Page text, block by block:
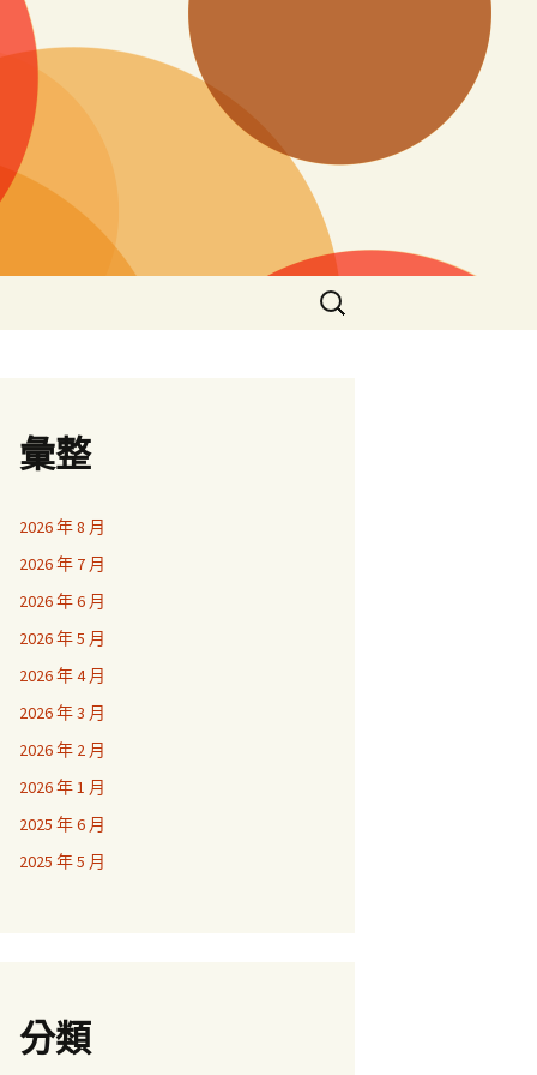
搜
尋
彙整
2026 年 8 月
2026 年 7 月
2026 年 6 月
2026 年 5 月
2026 年 4 月
2026 年 3 月
2026 年 2 月
2026 年 1 月
2025 年 6 月
2025 年 5 月
分類